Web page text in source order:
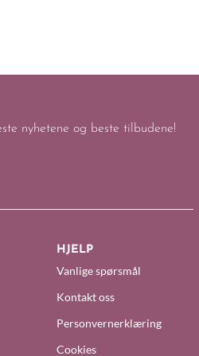
nyhetene og beste tilbudene!
HJELP
Vanlige spørsmål
Kontakt oss
Personvernerklæring
Cookies